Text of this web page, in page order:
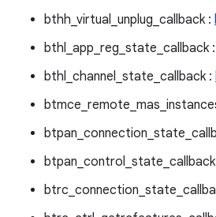
bthh_virtual_unplug_callback :
bthl_app_reg_state_callback :
bthl_channel_state_callback :